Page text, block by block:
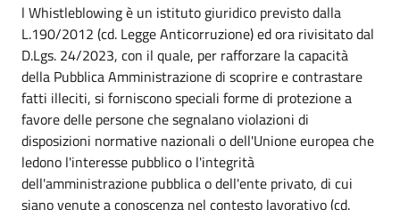
l Whistleblowing è un istituto giuridico previsto dalla
L.190/2012 (cd. Legge Anticorruzione) ed ora rivisitato dal
D.Lgs. 24/2023, con il quale, per rafforzare la capacità
della Pubblica Amministrazione di scoprire e contrastare
fatti illeciti, si forniscono speciali forme di protezione a
favore delle persone che segnalano violazioni di
disposizioni normative nazionali o dell'Unione europea che
ledono l'interesse pubblico o l'integrità
dell'amministrazione pubblica o dell'ente privato, di cui
siano venute a conoscenza nel contesto lavorativo (cd.